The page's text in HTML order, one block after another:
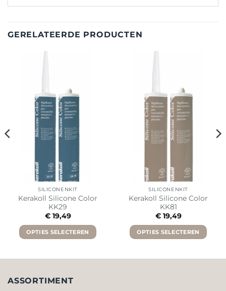
GERELATEERDE PRODUCTEN
SILICONENKIT
Kerakoll Silicone Color
KK29
€19,49
OPTIES SELECTEREN
meerdere
variaties.
SILICONENKIT
Kerakoll Silicone Color
KK81
€19,49
OPTIES SELECTEREN
ASSORTIMENT